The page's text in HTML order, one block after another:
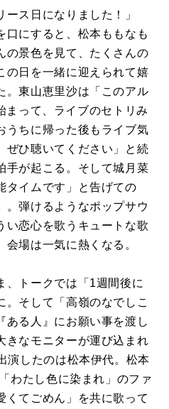
ス日になりました！」
口にすると、松本ももなも
の景色を見て、たくさんの
の日を一緒に迎えられて嬉
。東山恵里沙は「このアル
まって、ライブのセトリみ
うちに帰った後もライブ気
ぜひ聴いてください」と続
手が起こる。そして城月菜
タイムです」と告げての
。弾けるようなポップサウ
い恋心を歌うキュートな歌
場は一気に熱くなる。
、トークでは「1週間後に
。そして「高嶺のなでしこ
ある人』にお願い事を渡し
きなモニターが運び込まれ
演したのは松本伊代。松本
わたし色に染まれ」のファ
くてごめん」を共に歌って